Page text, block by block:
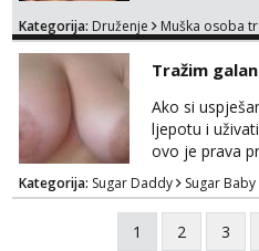
dobra zabava
negdje u
ruke, molim
koje se pale
sumarcima itd
Kategorija: Druženje Muška osoba
Tražim
Ako si
ljepotu i
ovo je prava
prekrasnim
kosom i fit
guza je, bez
forma.
Kategorija: Sugar Daddy Sugar
1 2 3